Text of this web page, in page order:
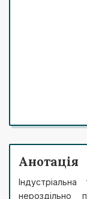
Анотація
нероздільно